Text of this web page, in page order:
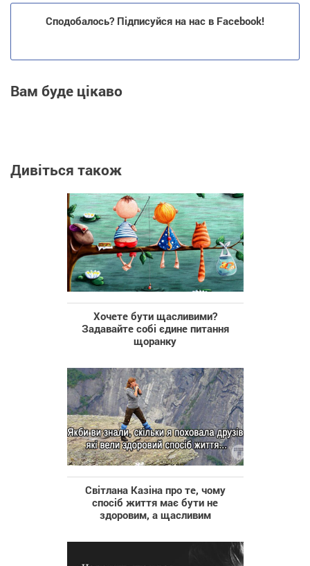
Сподобалось? Підписуйся на нас в Facebook!
Вам буде цікаво
Дивіться також
Хочете бути щасливими?
Задавайте собі єдине питання
щоранку
Світлана Казіна про те, чому
спосіб життя має бути не
здоровим, а щасливим